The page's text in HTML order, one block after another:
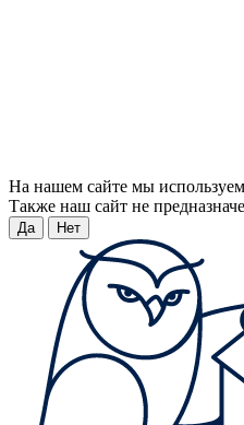
На нашем сайте мы
Также наш сайт не
Да Нет